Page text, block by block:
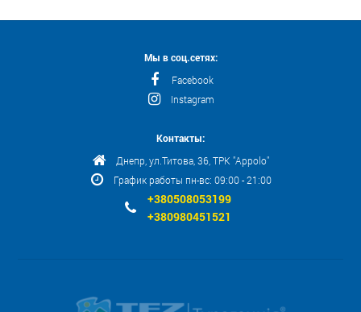
Мы в соц.сетях:
Facebook
Instagram
Контакты:
Днепр, ул.Титова, 36, ТРК "Appolo"
График работы пн-вс: 09:00 - 21:00
+380508053199
+380980451521